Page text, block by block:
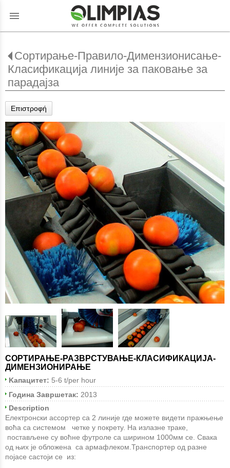
menu
Сортирање-Правило-Димензионисање-
Класификација линије за паковање за
парадајза
Επιστροφή
СОРТИРАЊЕ-РАЗВРСТУВАЊЕ-КЛАСИФИКАЦИЈА-
ДИМЕНЗИОНИРАЊЕ
Kапацитет: 5-6 t/per hour
Година Завршетак: 2013
Description
Електронски ассортер са 2 линије где можете видети пражњење
воћа са системом четке у покрету. На излазне траке,
постављене су воћне футроле са ширином 1000мм се. Свака
од њих је обложена са армафлеком.Транспортер од разне
појасе састоји се из: